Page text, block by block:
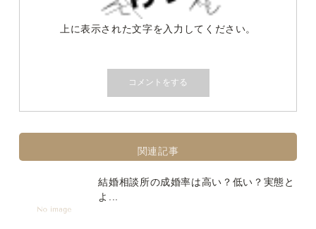
上に表示された文字を入力してください。
関連記事
結婚相談所の成婚率は高い？低い？実態と
よ...